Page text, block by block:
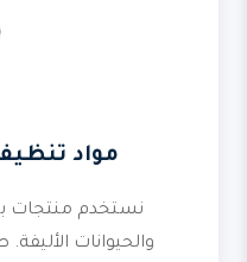
مواد
نستخدم منتجات
والحيوانات